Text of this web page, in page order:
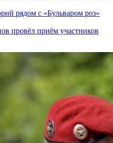
рядом с «Бульваром роз»
провёл приём участников